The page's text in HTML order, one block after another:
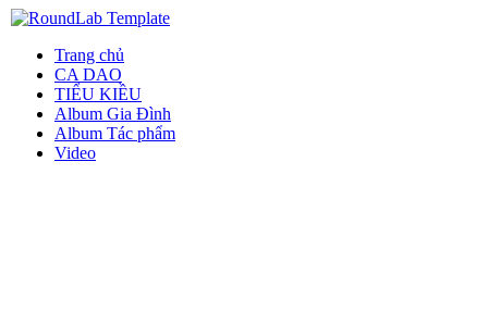
Trang chủ
CA DAO
TIỂU KIỀU
Album Gia Đình
Album Tác phẩm
Video